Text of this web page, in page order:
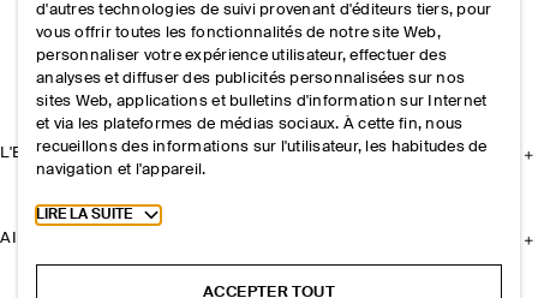
L'ENTREPRISE
AIDE
d'autres technologies de suivi provenant d'éditeurs tiers, pour
vous offrir toutes les fonctionnalités de notre site Web,
personnaliser votre expérience utilisateur, effectuer des
analyses et diffuser des publicités personnalisées sur nos
sites Web, applications et bulletins d'information sur Internet
et via les plateformes de médias sociaux. À cette fin, nous
recueillons des informations sur l'utilisateur, les habitudes de
navigation et l'appareil.
Toggle more cookie information
LIRE LA SUITE
ACCEPTER TOUT